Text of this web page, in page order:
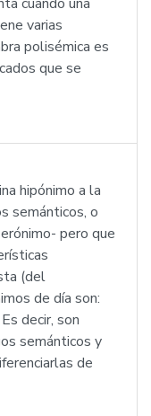
varias
polisémica es
que se
hipónimo a la
semánticos, o
pero que
(del
de día son:
decir, son
semánticos y
de